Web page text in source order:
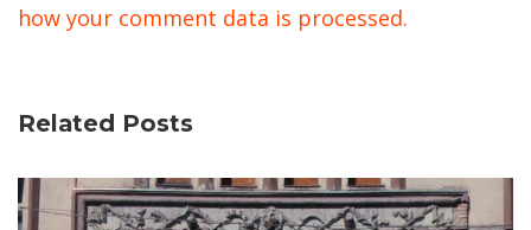
how your comment data is processed.
Related Posts